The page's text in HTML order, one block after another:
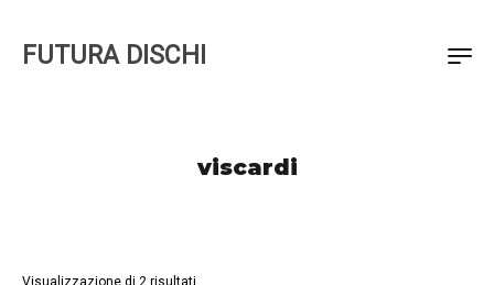
FUTURA DISCHI
viscardi
Visualizzazione di 2 risultati